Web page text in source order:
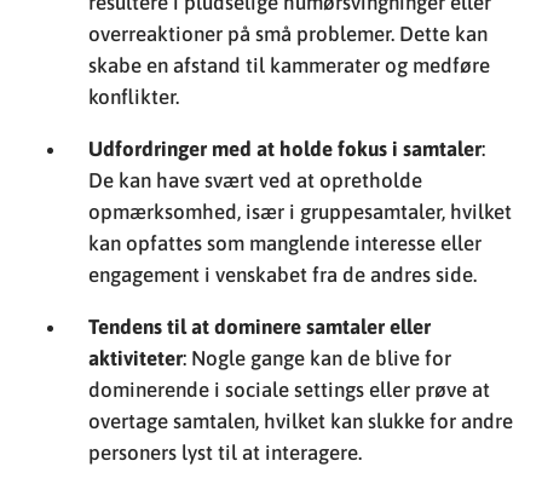
overreaktioner på små problemer. Dette kan
skabe en afstand til kammerater og medføre
konflikter.
Udfordringer med at holde fokus i samtaler:
De kan have svært ved at opretholde
opmærksomhed, især i gruppesamtaler, hvilket
kan opfattes som manglende interesse eller
engagement i venskabet fra de andres side.
Tendens til at dominere samtaler eller
aktiviteter: Nogle gange kan de blive for
dominerende i sociale settings eller prøve at
overtage samtalen, hvilket kan slukke for andre
personers lyst til at interagere.